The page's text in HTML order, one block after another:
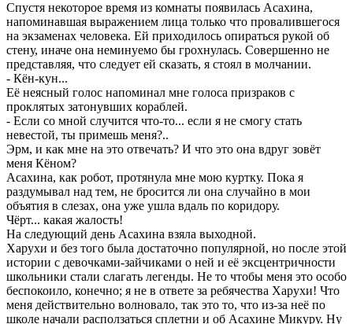
Спустя некоторое время из комнаты появилась Асахина,
напоминавшая выражением лица только что провалившегося
на экзаменах человека. Ей приходилось опираться рукой об
стену, иначе она неминуемо бы грохнулась. Совершенно не
представляя, что следует ей сказать, я стоял в молчании.
- Кён-кун...
Её неясный голос напоминал мне голоса призраков с
проклятых затонувших кораблей.
- Если со мной случится что-то... если я не смогу стать
невестой, ты примешь меня?..
Эрм, и как мне на это отвечать? И что это она вдруг зовёт
меня Кёном?
Асахина, как робот, протянула мне мою куртку. Пока я
раздумывал над тем, не бросится ли она случайно в мои
объятия в слезах, она уже ушла вдаль по коридору.
Чёрт... какая жалость!
На следующий день Асахина взяла выходной.
Харухи и без того была достаточно популярной, но после этой
истории с девочками-зайчиками о ней и её эксцентричности
школьники стали слагать легенды. Не то чтобы меня это особо
беспокоило, конечно; я не в ответе за ребячества Харухи! Что
меня действительно волновало, так это то, что из-за неё по
школе начали расползаться сплетни и об Асахине Микуру. Ну